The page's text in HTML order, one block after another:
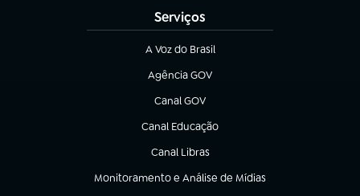
Serviços
A Voz do Brasil
(abre em nova aba)
Agência GOV
(abre em nova aba)
Canal GOV
(abre em nova aba)
Canal Educação
(abre em nova aba)
Canal Libras
(abre em nova aba)
Monitoramento e Análise de Mídias
(abre em nova aba)